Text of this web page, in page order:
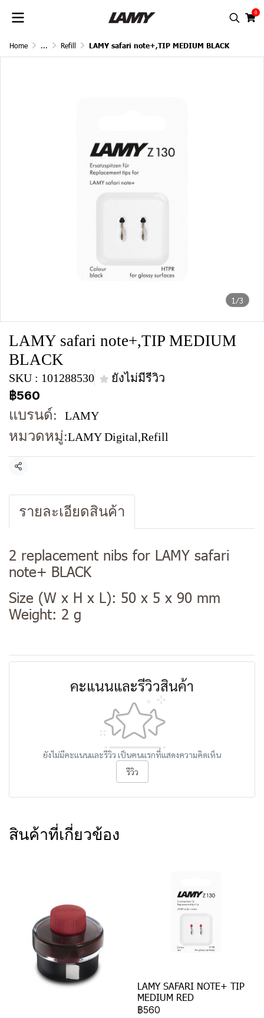
0
Home ... Refill LAMY safari note+,TIP MEDIUM BLACK
1/3
LAMY safari note+,TIP MEDIUM
BLACK
SKU : 101288530 ยังไม่มีรีวิว
฿560
แบรนด์: LAMY
หมวดหมู่:LAMY Digital,Refill
แชร์
รายละเอียดสินค้า
2 replacement nibs for LAMY safari
note+ BLACK
Size (W x H x L): 50 x 5 x 90 mm
Weight: 2 g
คะแนนและรีวิวสินค้า
ยังไม่มีคะแนนและรีวิว เป็นคนแรกที่แสดงความคิดเห็น
รีวิว
สินค้าที่เกี่ยวข้อง
LAMY SAFARI NOTE+ TIP
MEDIUM RED
฿560